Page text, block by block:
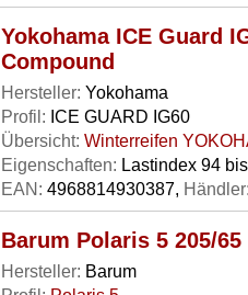
Yokohama ICE Guard
Compound
Hersteller: Yokohama
Profil: ICE GUARD IG60
Übersicht: Winterreifen
Eigenschaften: Lastindex 94
EAN: 4968814930387, Händler:
Barum Polaris 5 205/65
Hersteller: Barum